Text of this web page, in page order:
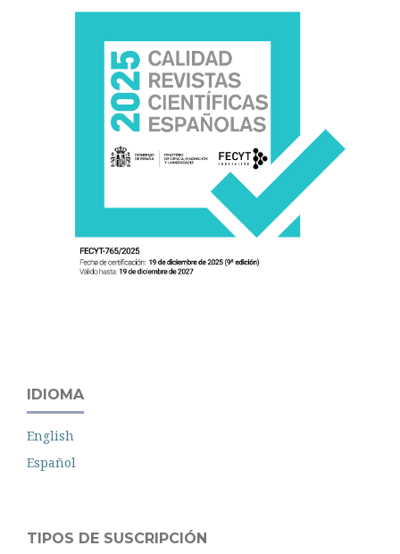
IDIOMA
English
Español
TIPOS DE SUSCRIPCIÓN